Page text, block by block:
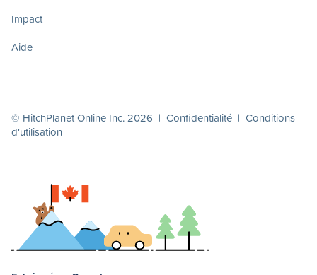
Impact
Aide
© HitchPlanet Online Inc. 2026 | Confidentialité | Conditions
d'utilisation